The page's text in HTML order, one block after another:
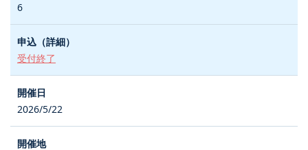
6
受付終了
2026/5/22